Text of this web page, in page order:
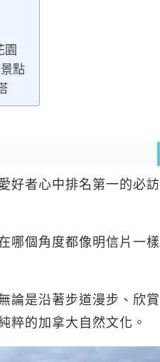
園
點
好者心中排名第一的必訪
哪個角度都像明信片一樣
論是沿著步道漫步、欣賞
粹的加拿大自然文化。